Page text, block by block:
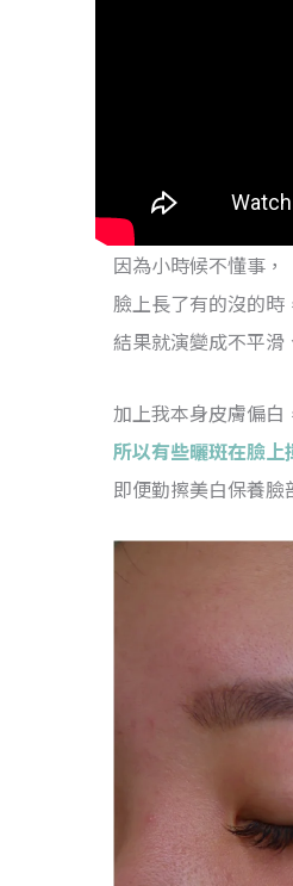
因為小時候不懂事，
臉上長了有的沒的時
結果就演變成不平滑
加上我本身皮膚偏白
所以有些曬斑在臉上
即便勤擦美白保養臉